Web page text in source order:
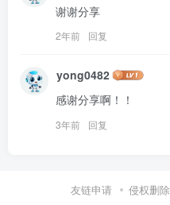
谢谢分享
2年前 回复
yong0482
感谢分享啊！！
3年前 回复
友链申请 侵权删除